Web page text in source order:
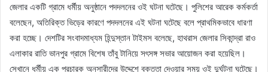
জেলার একটি গ্রামে ধর্মীয় অনুষ্ঠানে পদদলনের ওই ঘটনা ঘটেছে। পুলিশের আরেক কর্মকর্তা
বলেছেন, অতিরিক্ত ভিড়ের কারণে পদদলনের এই ঘটনা ঘটেছে বলে প্রাথমিকভাবে ধারণা
করা হচ্ছে। দেশটির সংবাদমাধ্যম হিন্দুস্তান টাইমস বলেছে, হাথরাস জেলার সিকান্দ্রা রাও
এলাকার রাতি ভানপুর গ্রামে বিশেষ তাঁবু টানিয়ে সৎসঙ্গ সভার আয়োজন করা হয়েছিল।
সেখানে ধর্মীয় এক প্রচারক অনুসারীদের উদ্দেশে বক্তৃতা দেওয়ার সময় ওই দুর্ঘটনা ঘটেছে।